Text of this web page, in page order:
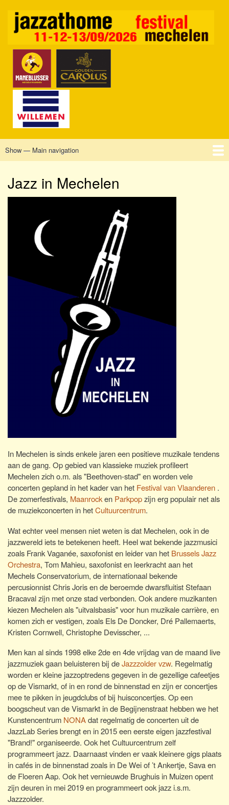
content
Main
Show — Main navigation
Jazz in Mechelen
In Mechelen is sinds enkele jaren een positieve muzikale tendens
aan de gang. Op gebied van klassieke muziek profileert
Mechelen zich o.m. als "Beethoven-stad" en worden vele
concerten gepland in het kader van het Festival van Vlaanderen .
De zomerfestivals, Maanrocken Parkpopzijn erg populair net als
de muziekconcerten in hetCultuurcentrum.
Wat echter veel mensen niet weten is dat Mechelen, ook in de
jazzwereld iets te betekenen heeft. Heel wat bekende jazzmusici
zoals Frank Vaganée, saxofonist en leider van het Brussels Jazz
Orchestra, Tom Mahieu, saxofonist en leerkracht aan het
Mechels Conservatorium, de internationaal bekende
percusionnist Chris Joris en de beroemde dwarsfluitist Stefaan
Bracaval zijn met onze stad verbonden. Ook andere muzikanten
kiezen Mechelen als "uitvalsbasis" voor hun muzikale carrière, en
komen zich er vestigen, zoals Els De Doncker, Dré Pallemaerts,
Kristen Cornwell, Christophe Devisscher, ...
Men kan al sinds 1998 elke 2de en 4de vrijdag van de maand live
jazzmuziek gaan beluisteren bij deJazzzolder vzw. Regelmatig
worden er kleine jazzoptredens gegeven in de gezellige cafeetjes
op de Vismarkt, of in en rond de binnenstad en zijn er concertjes
mee te pikken in jeugdclubs of bij huisconcertjes. Op een
boogscheut van de Vismarkt in de Begijnenstraat hebben we het
Kunstencentrum NONAdat regelmatig de concerten uit de
JazzLab Series brengt en in 2015 een eerste eigen jazzfestival
"Brand!" organiseerde. Ook het Cultuurcentrum zelf
programmeert jazz. Daarnaast vinden er vaak kleinere gigs plaats
in cafés in de binnenstad zoals in De Wei of ’t Ankertje, Sava en
de Floeren Aap. Ook het vernieuwde Brughuis in Muizen opent
zijn deuren in mei 2019 en programmeert ook jazz i.s.m.
Jazzzolder.